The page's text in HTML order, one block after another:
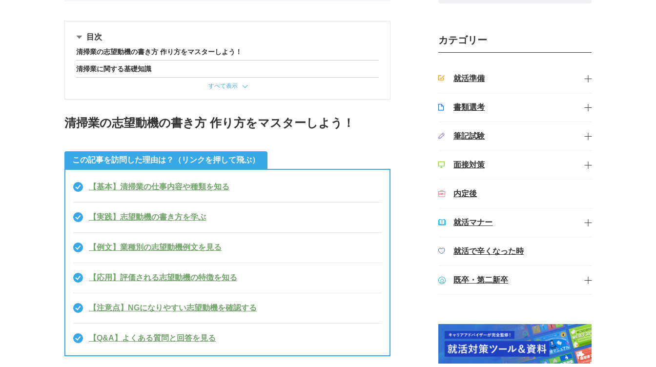
目次
清掃業の志望動機の書き方 作り方をマスターしよう！
清掃業に関する基礎知識
すべて表示
清掃業の志望動機の書き方 作り方をマスターしよう！
この記事を訪問した理由は？（リンクを押して飛ぶ）
【基本】清掃業の仕事内容や種類を知る
【実践】志望動機の書き方を学ぶ
【例文】業種別の志望動機例文を見る
【応用】評価される志望動機の特徴を知る
【注意点】NGになりやすい志望動機を確認する
【Q&A】よくある質問と回答を見る
カテゴリー
就活準備
書類選考
筆記試験
面接対策
内定後
就活マナー
就活で辛くなった時
既卒・第二新卒